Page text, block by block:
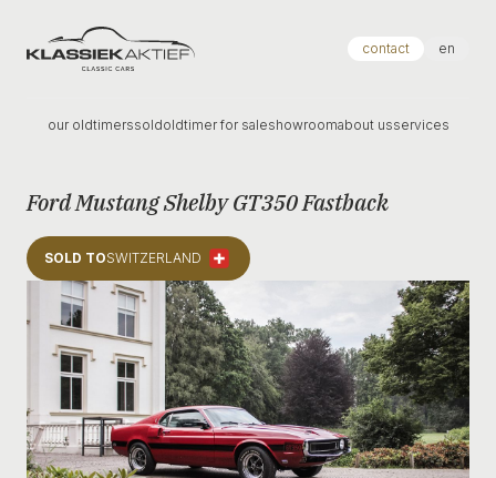
Klassiek Aktief contact en
our oldtimerssoldoldtimer for saleshowroomabout usservices
Ford Mustang Shelby GT350 Fastback
SOLD TOSWITZERLAND